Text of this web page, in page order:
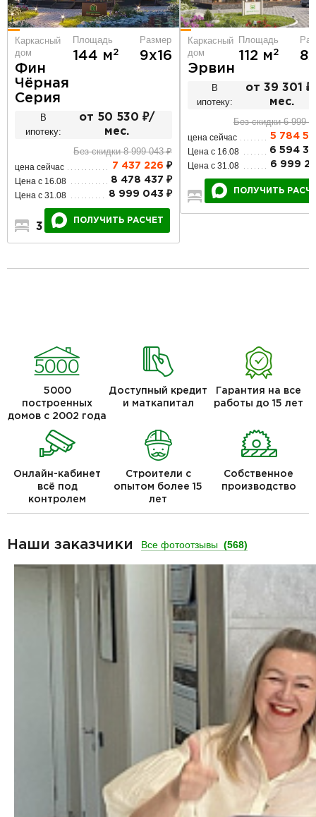
Каркасный
дом
Фин
Чёрная
Серия
Площадь
144 м2
Размер
9х16
В
ипотеку:
от 50 530 ₽/
мес.
Без скидки 8 999 043 ₽
цена сейчас 7 437 226 ₽
Цена с 16.08 8 478 437 ₽
Цена с 31.08 8 999 043 ₽
3 2 1
ПОЛУЧИТЬ РАСЧЕТ
Каркасный
дом
Эрвин
Площадь
112 м2
В
ипотеку:
от 39 301
мес.
Без скидки 6 999
цена сейчас 5 784
Цена с 16.08 6 594
Цена с 31.08 6 999
3
ПОЛУЧИТЬ
5000
построенных
домов с 2002 года
Доступный кредит
и маткапитал
Гарантия на все
работы до 15 лет
Онлайн-кабинет
всё под
контролем
Строители с
опытом более 15
лет
Собственное
производство
Наши заказчики Все фотоотзывы (568)